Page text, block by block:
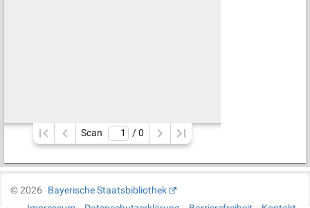
Scan / 0
©2026
Bayerische Staatsbibliothek